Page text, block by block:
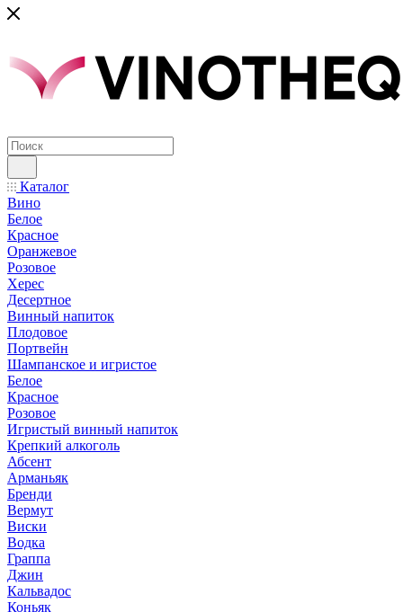
Каталог
Вино
Белое
Красное
Оранжевое
Розовое
Херес
Десертное
Винный напиток
Плодовое
Портвейн
Шампанское и игристое
Белое
Красное
Розовое
Игристый винный напиток
Крепкий алкоголь
Абсент
Арманьяк
Бренди
Вермут
Виски
Водка
Граппа
Джин
Кальвадос
Коньяк